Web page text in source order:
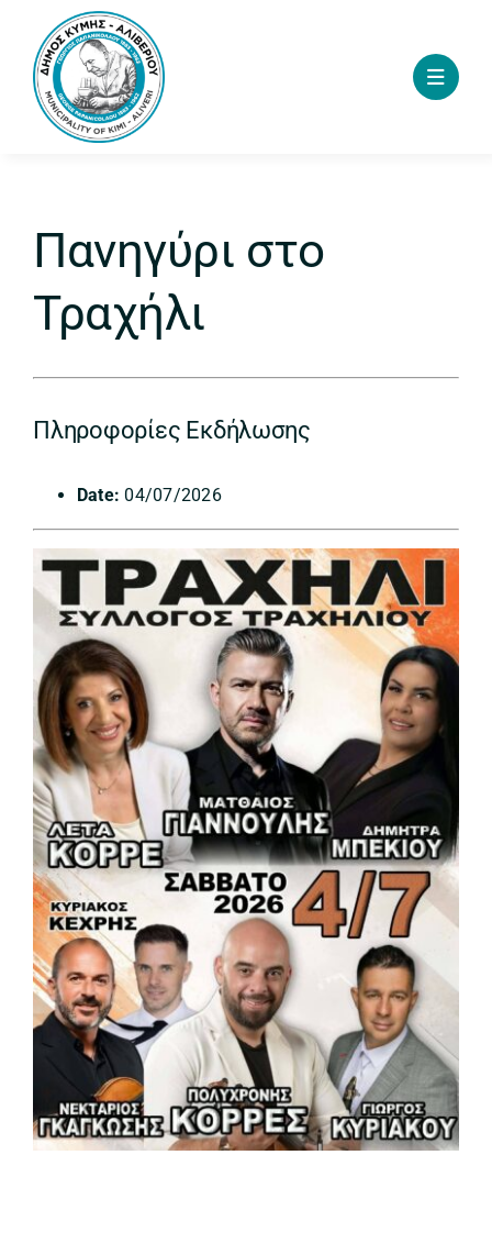
content
Πανηγύρι στο
Τραχήλι
Πληροφορίες Εκδήλωσης
Date: 04/07/2026